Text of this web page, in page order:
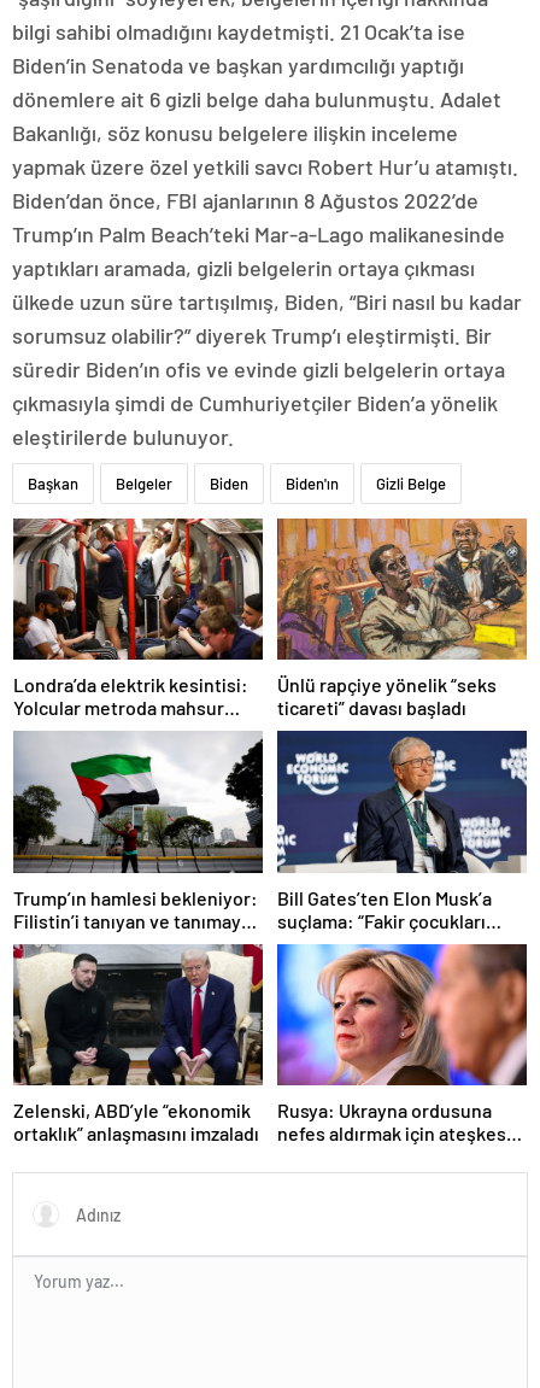
bilgi sahibi olmadığını kaydetmişti. 21 Ocak’ta ise
Biden’in Senatoda ve başkan yardımcılığı yaptığı
dönemlere ait 6 gizli belge daha bulunmuştu. Adalet
Bakanlığı, söz konusu belgelere ilişkin inceleme
yapmak üzere özel yetkili savcı Robert Hur’u atamıştı.
Biden’dan önce, FBI ajanlarının 8 Ağustos 2022’de
Trump’ın Palm Beach’teki Mar-a-Lago malikanesinde
yaptıkları aramada, gizli belgelerin ortaya çıkması
ülkede uzun süre tartışılmış, Biden, “Biri nasıl bu kadar
sorumsuz olabilir?” diyerek Trump’ı eleştirmişti. Bir
süredir Biden’ın ofis ve evinde gizli belgelerin ortaya
çıkmasıyla şimdi de Cumhuriyetçiler Biden’a yönelik
eleştirilerde bulunuyor.
Başkan Belgeler Biden Biden'ın Gizli Belge
Londra’da elektrik kesintisi:
Yolcular metroda mahsur
kaldı
Ünlü rapçiye yönelik “seks
ticareti” davası başladı
Trump’ın hamlesi bekleniyor:
Filistin’i tanıyan ve tanımayan
ülkeler hangileri?
Bill Gates’ten Elon Musk’a
suçlama: “Fakir çocukları
öldürdü”
Zelenski, ABD’yle “ekonomik
ortaklık” anlaşmasını imzaladı
Rusya: Ukrayna ordusuna
nefes aldırmak için ateşkes